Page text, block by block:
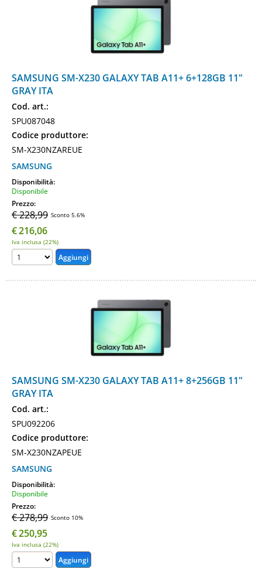
SAMSUNG SM-X230 GALAXY TAB A11+ 6+128GB 11"
GRAY ITA
Cod. art.:
SPU087048
Codice produttore:
SM-X230NZAREUE
SAMSUNG
Disponibilità:
Disponibile
Prezzo:
€ 228,99 Sconto 5.6%
€216,06
Iva inclusa (22%)
SAMSUNG SM-X230 GALAXY TAB A11+ 8+256GB 11"
GRAY ITA
Cod. art.:
SPU092206
Codice produttore:
SM-X230NZAPEUE
SAMSUNG
Disponibilità:
Disponibile
Prezzo:
€ 278,99 Sconto 10%
€250,95
Iva inclusa (22%)